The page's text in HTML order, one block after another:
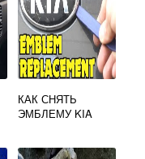
КАК СНЯТЬ
ЭМБЛЕМУ KIA